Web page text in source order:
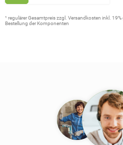
¹ regulärer Gesamtpreis zzgl. Versandkosten inkl.
Bestellung der Komponenten